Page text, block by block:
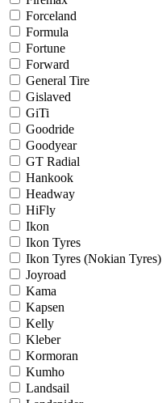
Forceland
Formula
Fortune
Forward
General Tire
Gislaved
GiTi
Goodride
Goodyear
GT Radial
Hankook
Headway
HiFly
Ikon
Ikon Tyres
Ikon Tyres (Nokian Tyres)
Joyroad
Kama
Kapsen
Kelly
Kleber
Kormoran
Kumho
Landsail